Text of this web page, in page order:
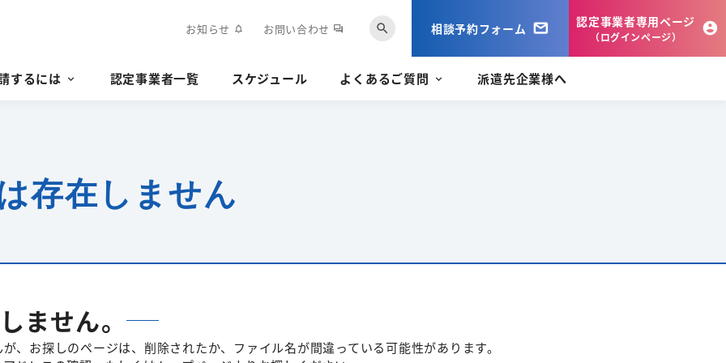
お知らせ notifications お問い合わせ forum search 相談予約フォーム 認定事業者専用ページ
（ログインページ）
するには 認定事業者一覧 スケジュール よくあるご質問 派遣先企業様へ
存在しません
ません。
、お探しのページは、削除されたか、ファイル名が間違っている可能性があります。